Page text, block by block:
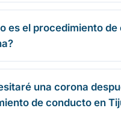
es el procedimiento
una corona
de conducto en